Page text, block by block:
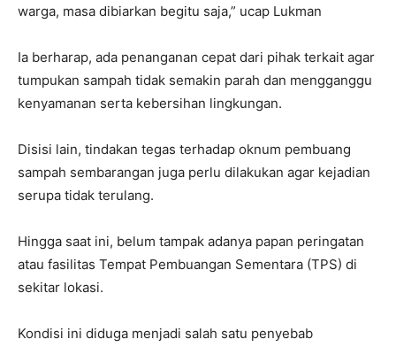
warga, masa dibiarkan begitu saja,” ucap Lukman
Ia berharap, ada penanganan cepat dari pihak terkait agar
tumpukan sampah tidak semakin parah dan mengganggu
kenyamanan serta kebersihan lingkungan.
Disisi lain, tindakan tegas terhadap oknum pembuang
sampah sembarangan juga perlu dilakukan agar kejadian
serupa tidak terulang.
Hingga saat ini, belum tampak adanya papan peringatan
atau fasilitas Tempat Pembuangan Sementara (TPS) di
sekitar lokasi.
Kondisi ini diduga menjadi salah satu penyebab